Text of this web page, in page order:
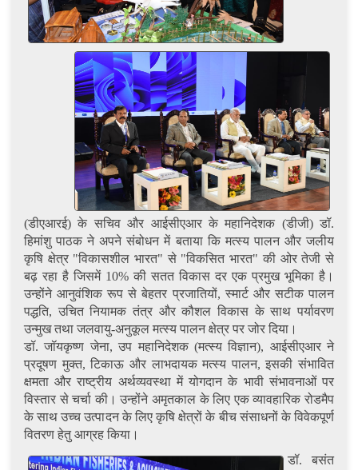
(डीएआरई) के सचिव और आईसीएआर के महानिदेशक (डीजी) डॉ.
हिमांशु पाठक ने अपने संबोधन में बताया कि मत्स्य पालन और जलीय
कृषि क्षेत्र "विकासशील भारत" से "विकसित भारत" की ओर तेजी से
बढ़ रहा है जिसमें 10% की सतत विकास दर एक प्रमुख भूमिका है।
उन्होंने आनुवंशिक रूप से बेहतर प्रजातियों, स्मार्ट और सटीक पालन
पद्धति, उचित नियामक तंत्र और कौशल विकास के साथ पर्यावरण
उन्मुख तथा जलवायु-अनुकूल मत्स्य पालन क्षेत्र पर जोर दिया।
डॉ. जॉयकृष्ण जेना, उप महानिदेशक (मत्स्य विज्ञान), आईसीएआर ने
प्रदूषण मुक्त, टिकाऊ और लाभदायक मत्स्य पालन, इसकी संभावित
क्षमता और राष्ट्रीय अर्थव्यवस्था में योगदान के भावी संभावनाओं पर
विस्तार से चर्चा की। उन्होंने अमृतकाल के लिए एक व्यावहारिक रोडमैप
के साथ उच्च उत्पादन के लिए कृषि क्षेत्रों के बीच संसाधनों के विवेकपूर्ण
वितरण हेतु आग्रह किया।
डॉ. बसंत